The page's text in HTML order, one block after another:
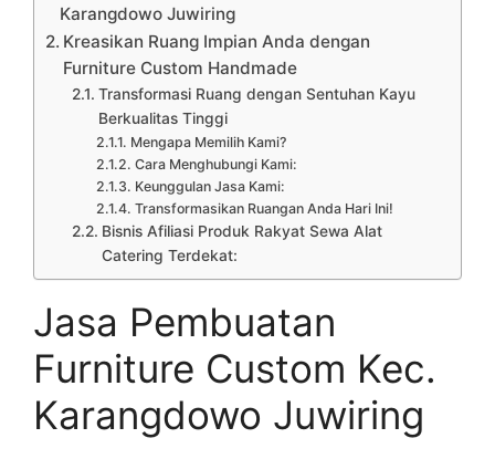
Karangdowo Juwiring
Kreasikan Ruang Impian Anda dengan
Furniture Custom Handmade
Transformasi Ruang dengan Sentuhan Kayu
Berkualitas Tinggi
Mengapa Memilih Kami?
Cara Menghubungi Kami:
Keunggulan Jasa Kami:
Transformasikan Ruangan Anda Hari Ini!
Bisnis Afiliasi Produk Rakyat Sewa Alat
Catering Terdekat:
Jasa Pembuatan
Furniture Custom Kec.
Karangdowo Juwiring